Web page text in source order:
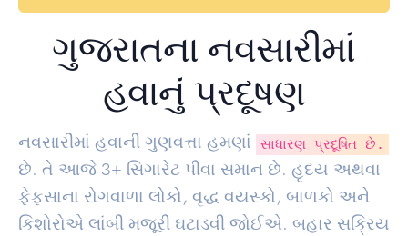
ગુજરાતના નવસારીમાં
હવાનું પ્રદૂષણ
નવસારીમાં હવાની ગુણવત્તા હમણાં સાધારણ પ્રદૂષિત છે.
છે. તે આજે 3+ સિગારેટ પીવા સમાન છે. હૃદય અથવા
ફેફસાના રોગવાળા લોકો, વૃદ્ધ વયસ્કો, બાળકો અને
કિશોરોએ લાંબી મજૂરી ઘટાડવી જોઈએ. બહાર સક્રિય